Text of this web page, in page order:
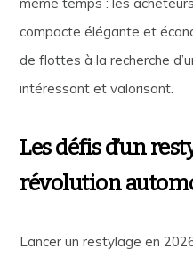
même temps : les
compacte élégante et
de flottes à la recherche
intéressant et valorisant.
Les défis d’un
révolution
Lancer un restylage en